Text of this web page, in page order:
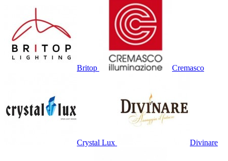
Britop Cremasco
Crystal Lux Divinare